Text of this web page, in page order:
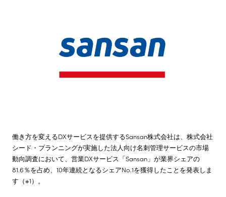
株主・投資家情報
サステナビリティ
働き方を変えるDXサービスを提供するSansan株式会社は、株式会社
シード・プランニングが実施した法人向け名刺管理サービスの市場
動向調査において、営業DXサービス「Sansan」が業界シェアの
81.6％を占め、10年連続となるシェアNo.1を獲得したことを発表しま
す（※1）。